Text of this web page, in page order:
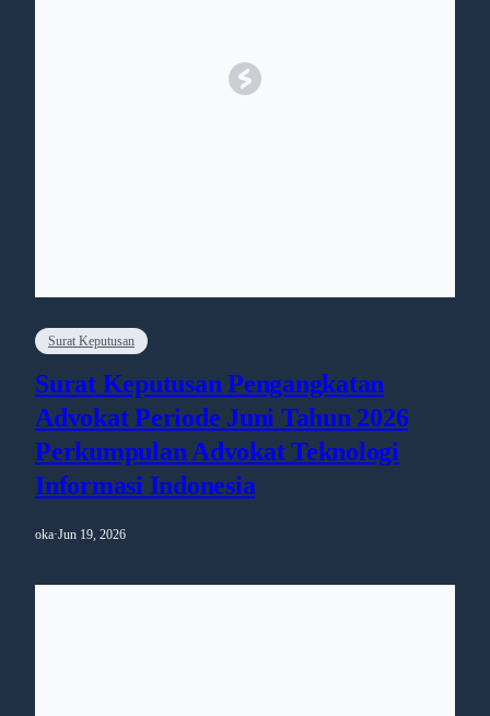
Surat Keputusan
Surat Keputusan Pengangkatan
Advokat Periode Juni Tahun 2026
Perkumpulan Advokat Teknologi
Informasi Indonesia
oka·Jun 19, 2026